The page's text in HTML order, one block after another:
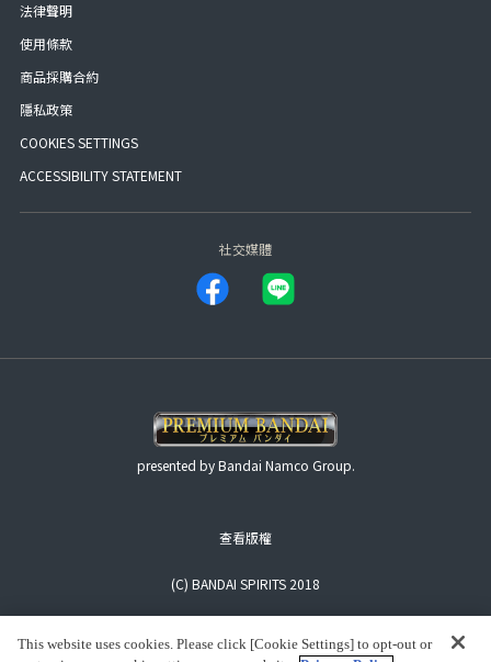
法律聲明
使用條款
商品採購合約
隱私政策
COOKIES SETTINGS
ACCESSIBILITY STATEMENT
社交媒體
presented by Bandai Namco Group.
查看版權
(C) BANDAI SPIRITS 2018
This website uses cookies. Please click [Cookie Settings] to opt-out or